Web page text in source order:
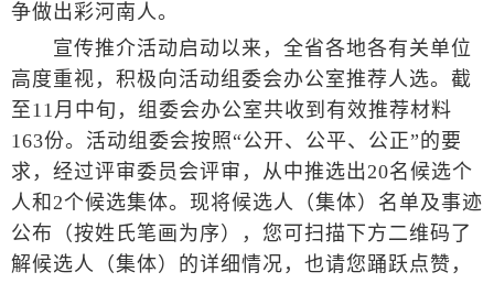
争做出彩河南人。
宣传推介活动启动以来，全省各地各有关单位
高度重视，积极向活动组委会办公室推荐人选。截
至11月中旬，组委会办公室共收到有效推荐材料
163份。活动组委会按照“公开、公平、公正”的要
求，经过评审委员会评审，从中推选出20名候选个
人和2个候选集体。现将候选人（集体）名单及事迹
公布（按姓氏笔画为序），您可扫描下方二维码了
解候选人（集体）的详细情况，也请您踊跃点赞，